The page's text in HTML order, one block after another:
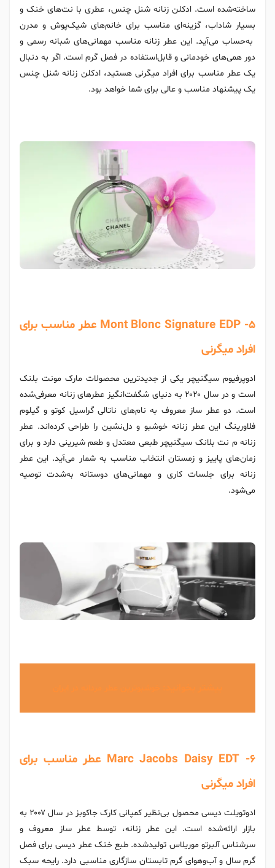
ساخته‌شده است. ادکلن زنانه شنل چنس، عطری با نت‌های خنک و
بسیار شاداب، گزینه‌ای مناسب برای خانم‌های شیک‌پوش و مدرن
به‌حساب می‌آید. این عطر زنانه مناسب مهمانی‌های شبانه رسمی و
دور همی‌های خودمانی و قابل‌استفاده در فصل گرم است. اگر به دنبال
یک عطر مناسب برای افراد میگرنی هستید، ادکلن زنانه شنل چنس
یک پیشنهاد مناسب و عالی برای شما خواهد بود.
Mont Blonc Signature EDP -5 عطر مناسب برای
افراد میگرنی
ادوپرفیوم سیگنیچر یکی از جدیدترین محصولات مارک مونت بلنک
است و در سال ۲۰۲۰ به دنیای شگفت‌انگیز عطرهای زنانه معرفی‌شده
است. دو عطر ساز معروف به نام‌های ناتالی گراسیل کوتو و گیلوم
فلاورینگ این عطر زنانه خوشبو و دل‌نشین را طراحی کرده‌اند. عطر
زنانه م نت بلانک سیگنیچر طبعی معتدل و طعم شیرینی دارد و برای
زمان‌های پاییز و زمستان انتخاب مناسب به شمار می‌آید. این عطر
زنانه برای جلسات کاری و مهمانی‌های دوستانه به‌شدت توصیه
می‌شود.
Marc Jacobs Daisy EDT -6 عطر مناسب برای
افراد میگرنی
ادوتویلت دیسی محصول بی‌نظیر کمپانی کارک جاکوبز در سال ۲۰۰۷ به
بازار ارائه‌شده است. این عطر زنانه، توسط عطر ساز معروف و
سرشناس آلبرتو موریلاس تولیدشده. طبع خنک عطر دیسی برای فصل
گرم سال و آب‌وهوای گرم تابستان سازگاری مناسبی دارد. رایحه سبک